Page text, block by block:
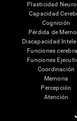
Plasticidad
Capacidad
Cognición
Pérdida de
Discapacidad
Funciones
Funciones
Coordinación
Memoria
Percepción
Atención